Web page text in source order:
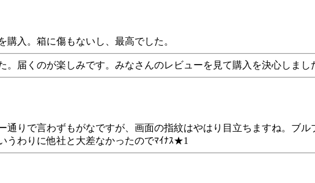
入。箱に傷もないし、最高でした。
。届くのが楽しみです。みなさんのレビューを見て購入を決心しまし
通りで言わずもがなですが、画面の指紋はやはり目立ちますね。ブ
うわりに他社と大差なかったのでﾏｲﾅｽ★1